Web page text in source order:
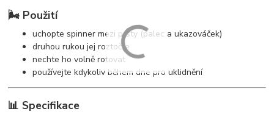
🌬️ Použití
uchopte spinner mezi prsty (palec a ukazováček)
druhou rukou jej roztočte
nechte ho volně rotovat
používejte kdykoliv během dne pro uklidnění
📊 Specifikace